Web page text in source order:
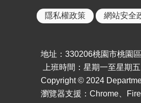
隱私權政策 網站安全
地址：330206桃園市桃園
上班時間：星期一至星期
Copyright © 2024
瀏覽器支援：Chrome、